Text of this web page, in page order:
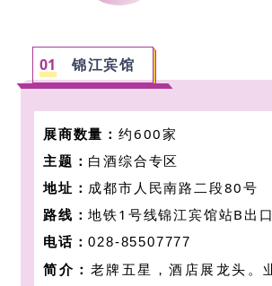
01 锦江宾馆
展商数量： 约600家
主题： 白酒综合专区
地址： 成都市人民南路二段80号
路线：地铁1号线锦江宾馆站B出
电话：028-85507777
简介： 老牌五星，酒店展龙头。